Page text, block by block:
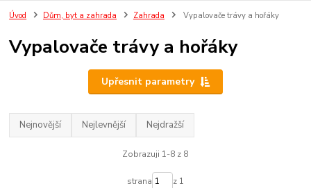
Úvod Dům, byt a zahrada Zahrada Vypalovače trávy a hořáky
Vypalovače trávy a hořáky
Upřesnit parametry
Nejnovější Nejlevnější Nejdražší
Zobrazuji 1-8 z 8
strana z 1